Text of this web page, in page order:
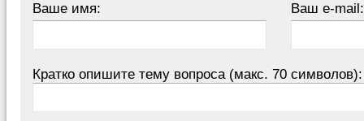
Ваше имя: Ваш e-mail:
Кратко опишите тему вопроса (макс. 70 символов):